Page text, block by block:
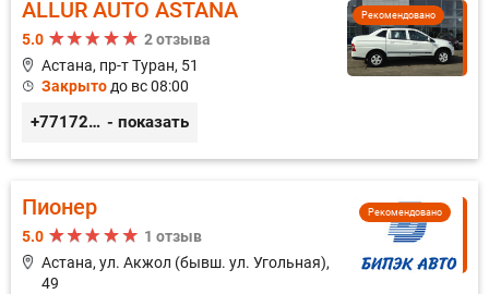
Рекомендовано
ALLUR AUTO ASTANA
5.0
2 отзыва
Астана, пр-т Туран, 51
Закрыто до вс 08:00
+77172571571 - показать
Рекомендовано
Пионер
5.0
1 отзыв
Астана, ул. Акжол (бывш. ул. Угольная),
49